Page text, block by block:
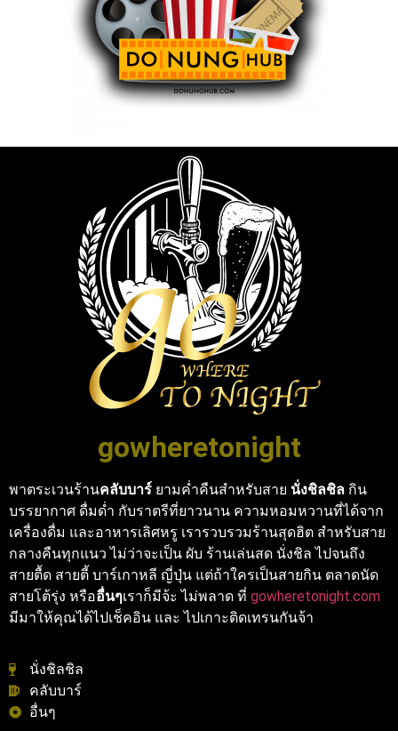
gowheretonight
พาตระเวนร้านคลับบาร์ ยามค่ำคืนสำหรับสาย นั่งชิลชิล กิน
บรรยากาศ ดื่มด่ำ กับราตรีที่ยาวนาน ความหอมหวานที่ได้จาก
เครื่องดื่ม และอาหารเลิศหรู เรารวบรวมร้านสุดฮิต สำหรับสาย
กลางคืนทุกแนว ไม่ว่าจะเป็น ผับ ร้านเล่นสด นั่งชิล ไปจนถึง
สายตื้ด สายตี้ บาร์เกาหลี ญี่ปุ่น แต่ถ้าใครเป็นสายกิน ตลาดนัด
สายโต้รุ่ง หรืออื่นๆเราก็มีจ้ะ ไม่พลาด ที่ gowheretonight.com
มีมาให้คุณได้ไปเช็คอิน และ ไปเกาะติดเทรนกันจ้า
นั่งชิลชิล
คลับบาร์
อื่นๆ